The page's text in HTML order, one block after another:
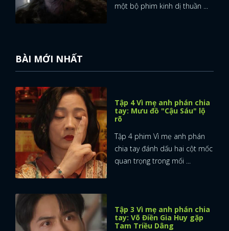
một bộ phim kinh dị thuần ...
BÀI MỚI NHẤT
Tập 4 Vì mẹ anh phán chia
tay: Mưu đồ "Cậu Sáu" lộ
rõ
Tập 4 phim Vì mẹ anh phán
chia tay đánh dấu hai cột mốc
quan trọng trong mối ...
Tập 3 Vì mẹ anh phán chia
tay: Võ Điền Gia Huy gặp
Tam Triều Dâng